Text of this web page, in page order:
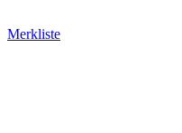
Merkliste